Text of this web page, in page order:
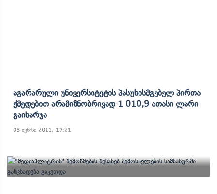
Აგარარული Უნივერსიტეტის Პასუხისმგებელ Პირთა
Ქმედებით Არამიზნობრივად 1 010,9 Ათასი Ლარი
Გაიხარჯა
08 ივნისი 2011, 17:21